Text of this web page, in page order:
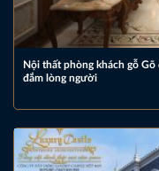
Nội thất phòng khách gỗ
đắm lòng người